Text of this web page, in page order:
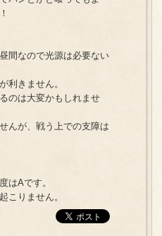
間なので光源は必要ない
利きません。
のは大変かもしれませ
んが、戦う上での支障は
はAです。
こりません。